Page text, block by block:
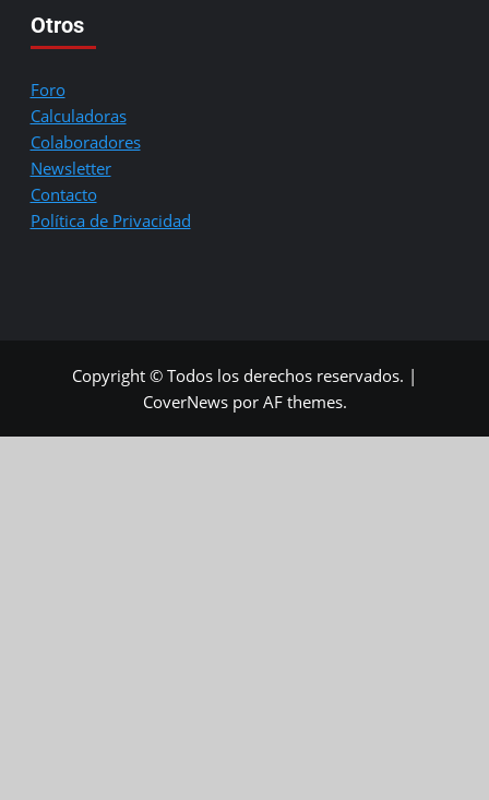
Otros
Foro
Calculadoras
Colaboradores
Newsletter
Contacto
Política de Privacidad
Copyright © Todos los derechos reservados. |
CoverNewspor AF themes.